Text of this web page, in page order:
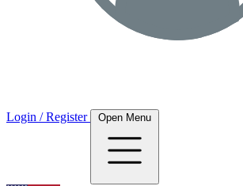
Login / Register Open Menu